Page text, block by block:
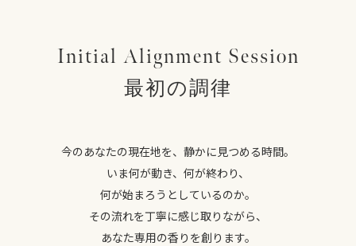
Initial Alignment Session
最初の調律
今のあなたの現在地を、静かに見つめる時間。
いま何が動き、何が終わり、
何が始まろうとしているのか。
その流れを丁寧に感じ取りながら、
あなた専用の香りを創ります。